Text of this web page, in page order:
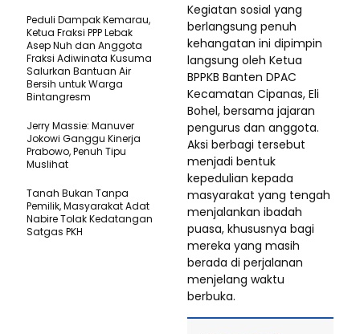
Kegiatan sosial yang
berlangsung penuh
kehangatan ini dipimpin
langsung oleh Ketua
BPPKB Banten DPAC
Kecamatan Cipanas, Eli
Bohel, bersama jajaran
pengurus dan anggota.
Aksi berbagi tersebut
menjadi bentuk
kepedulian kepada
masyarakat yang tengah
menjalankan ibadah
puasa, khususnya bagi
mereka yang masih
berada di perjalanan
menjelang waktu
berbuka.
Peduli Dampak Kemarau,
Ketua Fraksi PPP Lebak
Asep Nuh dan Anggota
Fraksi Adiwinata Kusuma
Salurkan Bantuan Air
Bersih untuk Warga
Bintangresm
Jerry Massie: Manuver
Jokowi Ganggu Kinerja
Prabowo, Penuh Tipu
Muslihat
Tanah Bukan Tanpa
Pemilik, Masyarakat Adat
Nabire Tolak Kedatangan
Satgas PKH